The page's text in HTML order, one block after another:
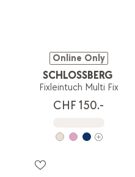
Online Only
SCHLOSSBERG
Fixleintuch Multi Fix
CHF 150.-